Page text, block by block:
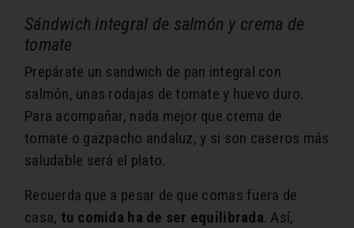
Sándwich integral de salmón y crema de
tomate
Prepárate un sandwich de pan integral con
salmón, unas rodajas de tomate y huevo duro.
Para acompañar, nada mejor que crema de
tomate o gazpacho andaluz, y si son caseros más
saludable será el plato.
Recuerda que a pesar de que comas fuera de
casa, tu comida ha de ser equilibrada. Así,